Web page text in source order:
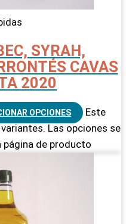
SYRAH,
CAVAS
2020
OPCIONES
Este
Las opciones se
página de producto